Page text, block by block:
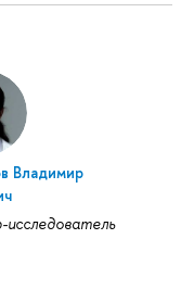
Владимир